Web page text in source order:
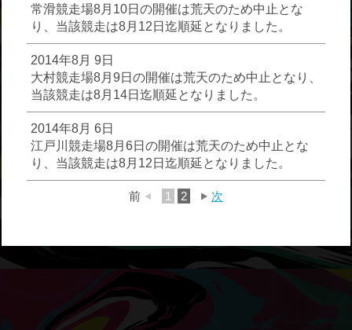
常滑競走場8月10日の開催は荒天のため中止とな
り、当該競走は8月12日迄順延となりました。
2014年8月 9日
大村競走場8月9日の開催は荒天のため中止となり、
当該競走は8月14日迄順延となりました。
2014年8月 6日
江戸川競走場8月6日の開催は荒天のため中止とな
り、当該競走は8月12日迄順延となりました。
前 1 2 次